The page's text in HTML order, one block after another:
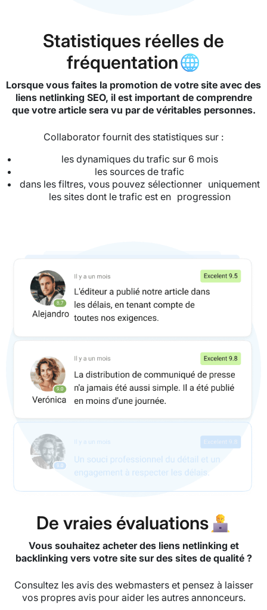
Statistiques réelles de
fréquentation⁠🌐
Lorsque vous faites la promotion de votre site avec des
liens netlinking SEO, il est important de comprendre
que votre article sera vu par de véritables personnes.
Collaborator fournit des statistiques sur :
les dynamiques du trafic sur 6 mois
les sources de trafic
dans les filtres, vous pouvez sélectionner uniquement
les sites dont le trafic est en progression
De vraies évaluations👨‍💻
Vous souhaitez acheter des liens netlinking et
backlinking vers votre site sur des sites de qualité ?
Consultez les avis des webmasters et pensez à laisser
vos propres avis pour aider les autres annonceurs.